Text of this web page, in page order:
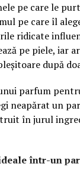
în
Articolele
oferă
companiei.
unei relații
de website,
cea mai bună
nu este
și
pe care le
pe care îl
ridicate
pe piele, iar
după
parfum
neapărat un
în jurul
într-un